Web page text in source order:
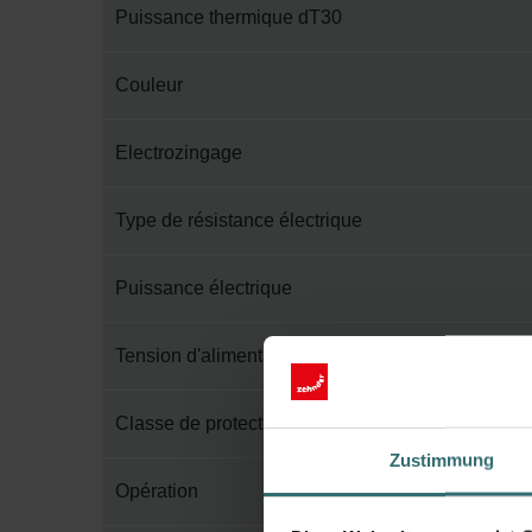
Zustimmung
Puissance thermique dT30
Couleur
Electrozingage
Type de résistance électrique
Puissance électrique
Tension d'alimentation
Classe de protection électrique
Opération